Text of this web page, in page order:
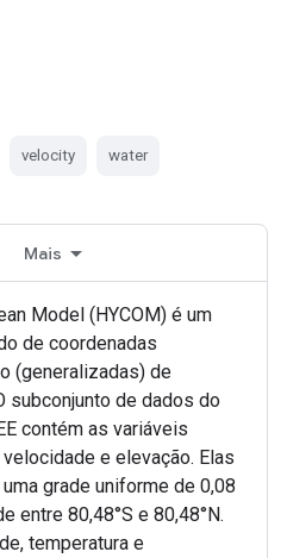
velocity water
Mais
Model (HYCOM) é um
de coordenadas
(generalizadas) de
subconjunto de dados do
contém as variáveis
e elevação. Elas
grade uniforme de 0,08
entre 80,48°S e 80,48°N.
temperatura e